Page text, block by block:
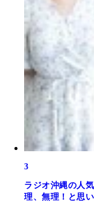
3
ラジオ沖縄の人
理、無理！と思